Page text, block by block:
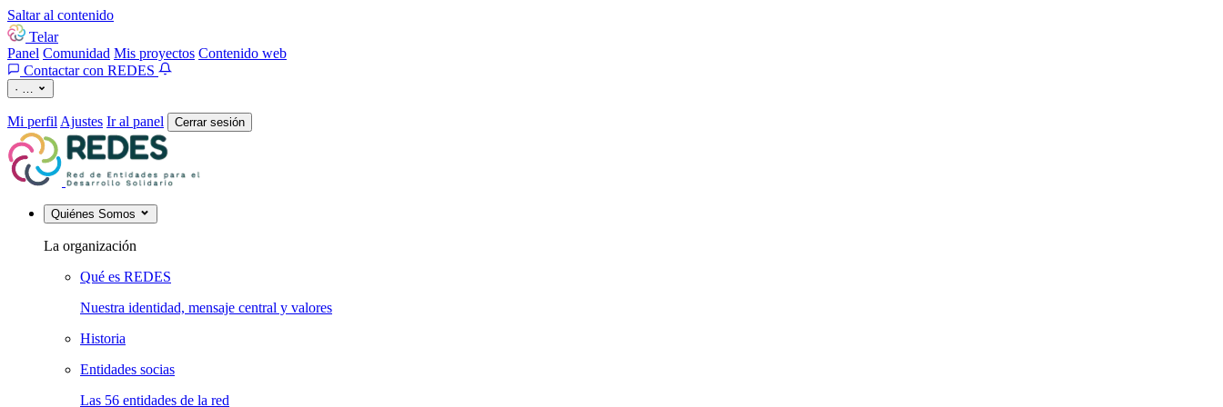
Saltar al contenido
Telar
Panel Comunidad Mis proyectos Contenido web
Contactar con REDES
· …
Mi perfil Ajustes Ir al panel Cerrar sesión
Quiénes Somos
La organización
Qué es REDES
Nuestra identidad, mensaje central y valores
Historia
Entidades socias
Las 56 entidades de la red